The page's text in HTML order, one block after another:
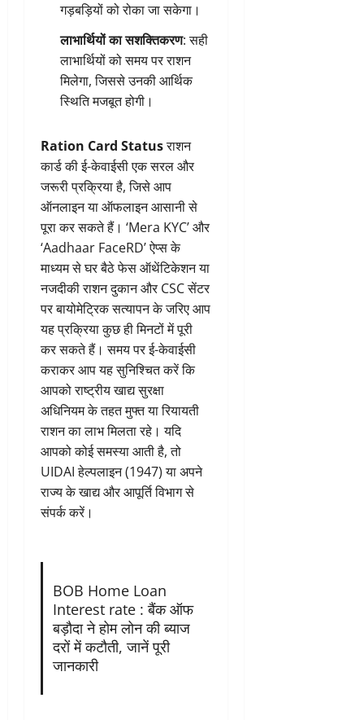
गड़बड़ियों को रोका जा सकेगा।
लाभार्थियों का सशक्तिकरण: सही
लाभार्थियों को समय पर राशन
मिलेगा, जिससे उनकी आर्थिक
स्थिति मजबूत होगी।
Ration Card Statusराशन
कार्ड की ई-केवाईसी एक सरल और
जरूरी प्रक्रिया है, जिसे आप
ऑनलाइन या ऑफलाइन आसानी से
पूरा कर सकते हैं। ‘Mera KYC’ और
‘Aadhaar FaceRD’ ऐप्स के
माध्यम से घर बैठे फेस ऑथेंटिकेशन या
नजदीकी राशन दुकान और CSC सेंटर
पर बायोमेट्रिक सत्यापन के जरिए आप
यह प्रक्रिया कुछ ही मिनटों में पूरी
कर सकते हैं। समय पर ई-केवाईसी
कराकर आप यह सुनिश्चित करें कि
आपको राष्ट्रीय खाद्य सुरक्षा
अधिनियम के तहत मुफ्त या रियायती
राशन का लाभ मिलता रहे। यदि
आपको कोई समस्या आती है, तो
UIDAI हेल्पलाइन (1947) या अपने
राज्य के खाद्य और आपूर्ति विभाग से
संपर्क करें।
BOB Home Loan
Interest rate : बैंक ऑफ
बड़ौदा ने होम लोन की ब्याज
दरों में कटौती, जानें पूरी
जानकारी